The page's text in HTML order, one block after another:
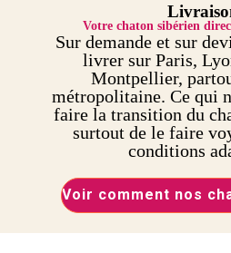
Votre chaton sibérien
Sur demande et sur
livrer sur Paris,
Montpellier,
métropolitaine. Ce qui
faire la transition du
surtout de le faire
conditions
Voir comment nos